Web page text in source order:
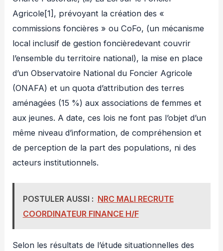
Agricole[1], prévoyant la création des «
commissions foncières » ou CoFo, (un mécanisme
local inclusif de gestion foncièredevant couvrir
l’ensemble du territoire national), la mise en place
d’un Observatoire National du Foncier Agricole
(ONAFA) et un quota d’attribution des terres
aménagées (15 %) aux associations de femmes et
aux jeunes. A date, ces lois ne font pas l’objet d’un
même niveau d’information, de compréhension et
de perception de la part des populations, ni des
acteurs institutionnels.
POSTULER AUSSI : NRC MALI RECRUTE
COORDINATEUR FINANCE H/F
Selon les résultats de l’étude situationnelles des